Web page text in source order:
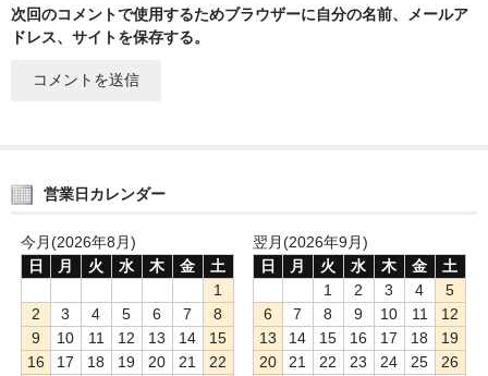
次回のコメントで使用するためブラウザーに自分の名前、メールア
ドレス、サイトを保存する。
営業日カレンダー
今月(2026年8月)
日
月 火 水 木 金
土
1
2
3 4 5 6 7
8
9
10 11 12 13 14
15
16
17 18 19 20 21
22
翌月(2026年9月)
日
月 火 水 木 金
土
1
2 3 4
5
6
7 8 9 10 11
12
13
14 15 16 17 18
19
20
21 22 23 24 25
26